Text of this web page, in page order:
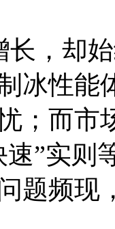
长，却
冰性能
；而市
速”实则
题频现